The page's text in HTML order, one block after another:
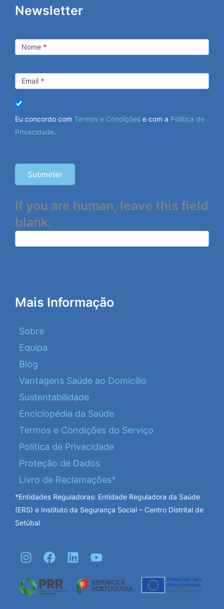
Newsletter
Nome *
Email *
Eu concordo com Termos e Condições e com a Política de
Privacidade.
Submeter
If you are human, leave this field
blank.
Mais Informação
Sobre
Equipa
Blog
Vantagens Saúde ao Domicílio
Sustentabilidade
Enciclopédia da Saúde
Termos e Condições do Serviço
Política de Privacidade
Proteção de Dados
Livro de Reclamações*
*Entidades Reguladoras: Entidade Reguladora da Saúde
(ERS) e Instituto da Segurança Social – Centro Distrital de
Setúbal
I
n
t
a
F
a
e
b
L
i
k
e
o
t